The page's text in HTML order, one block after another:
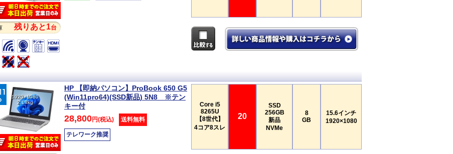
残りあと1台
1920×1080
2.18kg
HP 【即納パソコン】ProBook 650 G5
(Win11pro64)(SSD新品) 5N8 ※テン
キー付
28,800円(税込) 送料無料
テレワーク推奨
Core i5
8265U
【8世代】
4コア8スレ
20
SSD
256GB
新品
NVMe
8
GB
15.6インチ
1920×1080